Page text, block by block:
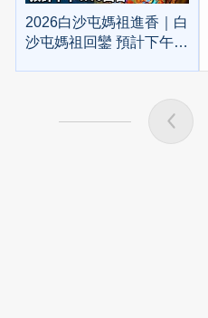
2026白沙屯媽祖進香｜白
沙屯媽祖回鑾 預計下午